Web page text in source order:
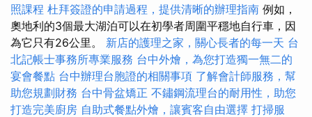
照課程 杜拜簽證的申請過程，提供清晰的辦理指南 例如，
奧地利的3個最大湖泊可以在初學者周圍平穩地自行車，因
為它只有26公里。 新店的護理之家，關心長者的每一天 台
北記帳士事務所專業服務 台中外燴，為您打造獨一無二的
宴會餐點 台中辦理台胞證的相關事項 了解會計師服務，幫
助您規劃財務 台中骨盆矯正 不鏽鋼流理台的耐用性，助您
打造完美廚房 自助式餐點外燴，讓賓客自由選擇 打掃服